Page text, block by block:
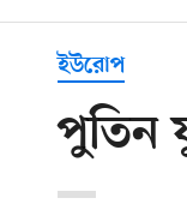
ইউরোপ
পুতিন